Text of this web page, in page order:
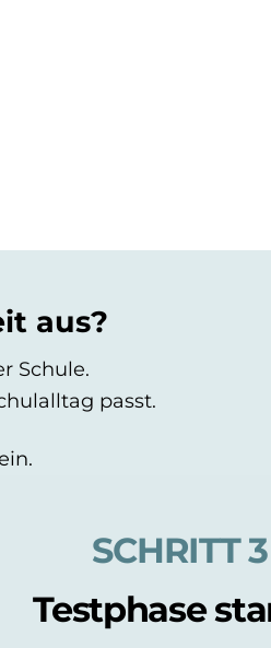
aus?
Schule.
passt.
SCHRITT 3
Testphase